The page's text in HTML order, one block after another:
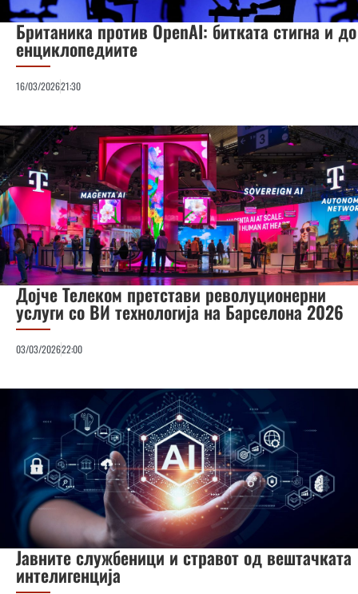
Британика против OpenAI: битката стигна и до
енциклопедиите
16/03/202621:30
Дојче Телеком претстави револуционерни
услуги со ВИ технологија на Барселона 2026
03/03/202622:00
Јавните службеници и стравот од вештачката
интелигенција